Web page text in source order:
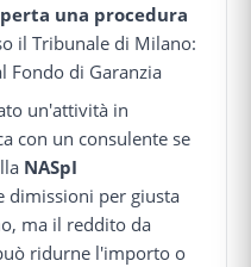
una procedura
il Tribunale di Milano:
Fondo di Garanzia
un'attività in
con un consulente se
NASpI
dimissioni per giusta
ma il reddito da
ridurne l'importo o